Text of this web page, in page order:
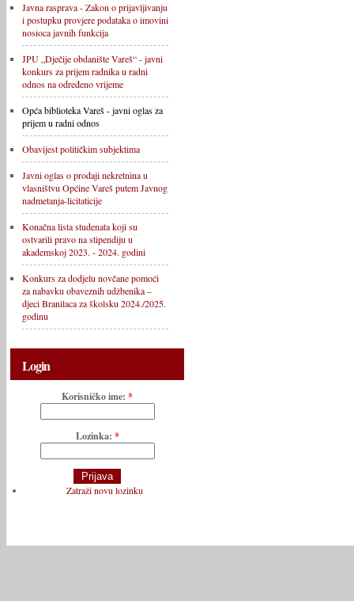
Javna rasprava - Zakon o prijavljivanju
i postupku provjere podataka o imovini
nosioca javnih funkcija
JPU „Dječije obdanište Vareš“ - javni
konkurs za prijem radnika u radni
odnos na određeno vrijeme
Opća biblioteka Vareš - javni oglas za
prijem u radni odnos
Obavijest političkim subjektima
Javni oglas o prodaji nekretnina u
vlasništvu Općine Vareš putem Javnog
nadmetanja-licitaticije
Konačna lista studenata koji su
ostvarili pravo na stipendiju u
akademskoj 2023. - 2024. godini
Konkurs za dodjelu novčane pomoći
za nabavku obaveznih udžbenika –
djeci Branilaca za školsku 2024./2025.
godinu
Login
Korisničko ime: *
Lozinka: *
Zatraži novu lozinku